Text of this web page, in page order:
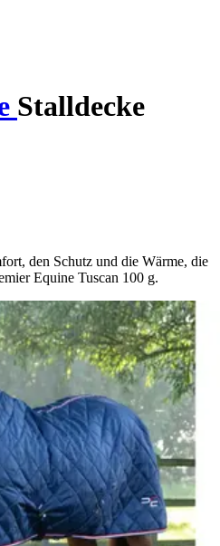
Stalldecke
den Schutz und die Wärme, die
Equine Tuscan 100 g.